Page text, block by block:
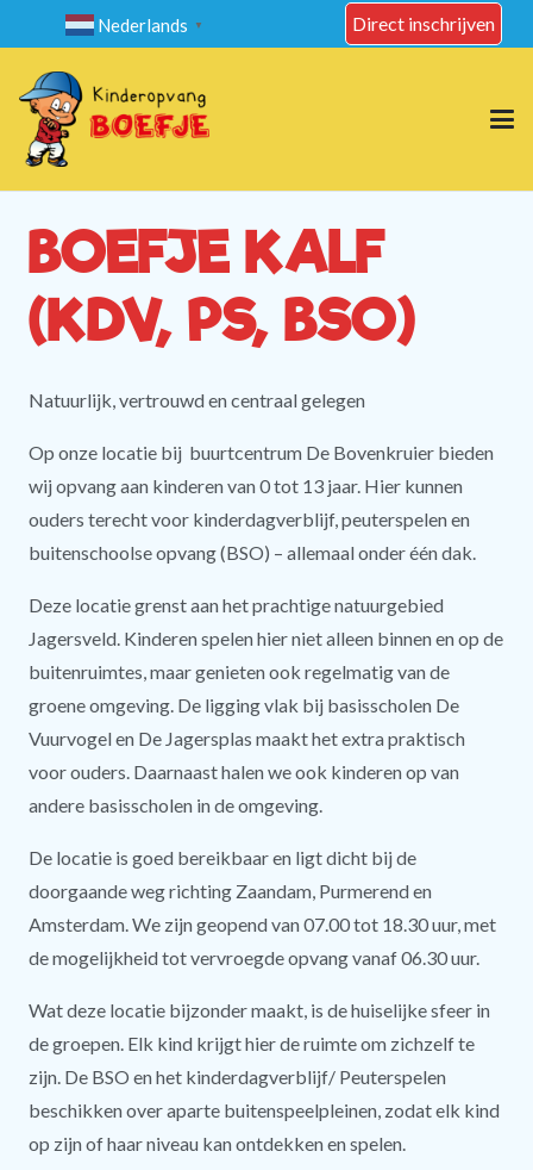
Nederlands ▼ Direct inschrijven
BOEFJE KALF
(KDV, PS, BSO)
Natuurlijk, vertrouwd en centraal gelegen
Op onze locatie bij buurtcentrum De Bovenkruier bieden
wij opvang aan kinderen van 0 tot 13 jaar. Hier kunnen
ouders terecht voor kinderdagverblijf, peuterspelen en
buitenschoolse opvang (BSO) – allemaal onder één dak.
Deze locatie grenst aan het prachtige natuurgebied
Jagersveld. Kinderen spelen hier niet alleen binnen en op de
buitenruimtes, maar genieten ook regelmatig van de
groene omgeving. De ligging vlak bij basisscholen De
Vuurvogel en De Jagersplas maakt het extra praktisch
voor ouders. Daarnaast halen we ook kinderen op van
andere basisscholen in de omgeving.
De locatie is goed bereikbaar en ligt dicht bij de
doorgaande weg richting Zaandam, Purmerend en
Amsterdam. We zijn geopend van 07.00 tot 18.30 uur, met
de mogelijkheid tot vervroegde opvang vanaf 06.30 uur.
Wat deze locatie bijzonder maakt, is de huiselijke sfeer in
de groepen. Elk kind krijgt hier de ruimte om zichzelf te
zijn. De BSO en het kinderdagverblijf/ Peuterspelen
beschikken over aparte buitenspeelpleinen, zodat elk kind
op zijn of haar niveau kan ontdekken en spelen.